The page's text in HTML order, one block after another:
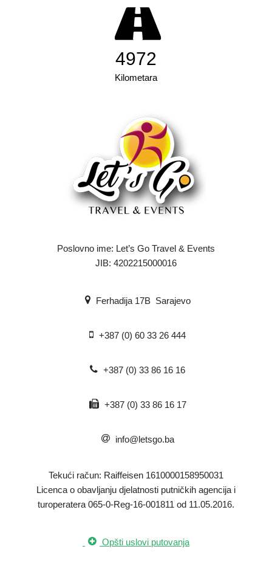
7519
Kilometara
Poslovno ime: Let’s Go Travel & Events
JIB: 4202215000016
Ferhadija 17B Sarajevo
+387 (0) 60 33 26 444
+387 (0) 33 86 16 16
+387 (0) 33 86 16 17
info@letsgo.ba
Tekući račun: Raiffeisen 1610000158950031
​Licenca o obavljanju djelatnosti putničkih agencija i
turoperatera 065-0-Reg-16-001811 od 11.05.2016.
Opšti uslovi putovanja